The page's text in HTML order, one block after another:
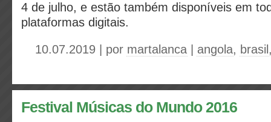
4 de julho, e estão também disponíveis em
plataformas digitais.
10.07.2019 | por martalanca angola, brasil
Festival Músicas do Mundo 2016